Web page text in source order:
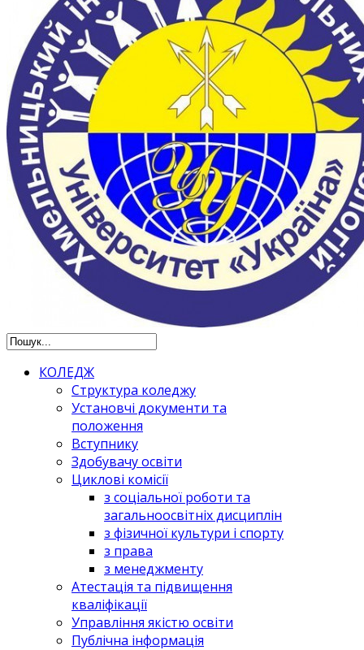
КОЛЕДЖ
Структура коледжу
Установчі документи та
положення
Вступнику
Здобувачу освіти
Циклові комісії
з соціальної роботи та
загальноосвітніх дисциплін
з фізичної культури і спорту
з права
з менеджменту
Атестація та підвищення
кваліфікації
Управління якістю освіти
Публічна інформація